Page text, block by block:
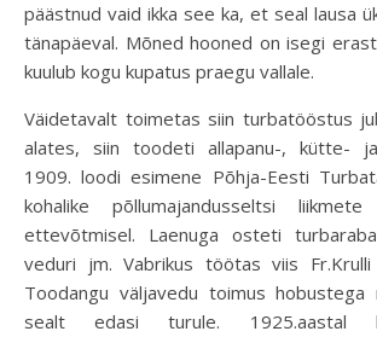
päästnud vaid ikka see ka, et seal lausa
tänapäeval. Mõned hooned on isegi
kuulub kogu kupatus praegu vallale.
Väidetavalt toimetas siin turbatööstus
alates, siin toodeti allapanu-, kütte-
1909. loodi esimene Põhja-Eesti
kohalike põllumajandusseltsi
ettevõtmisel. Laenuga osteti
veduri jm. Vabrikus töötas viis Fr.Krulli
Toodangu väljavedu toimus hobustega
sealt edasi turule. 1925.aastal